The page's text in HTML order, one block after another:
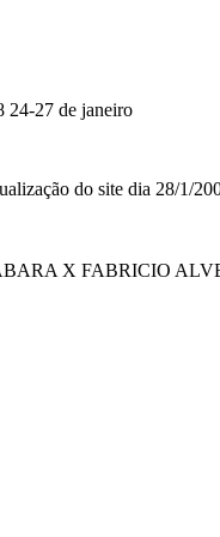
24-27 de janeiro
do site dia 28/1/
X FABRICIO